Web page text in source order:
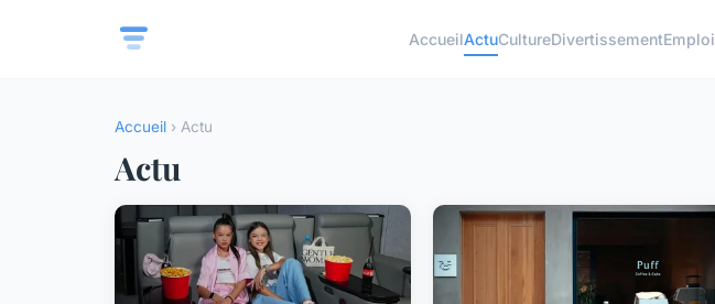
AccueilActuCultureDivertissementEmploi
Accueil › Actu
Actu